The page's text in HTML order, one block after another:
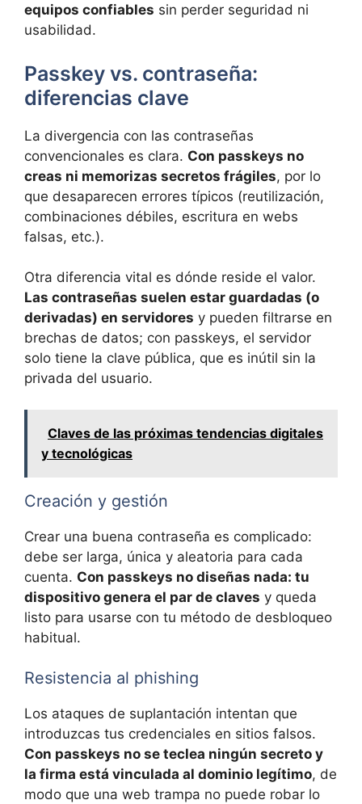
equipos confiables sin perder seguridad ni
usabilidad.
Passkey vs. contraseña:
diferencias clave
La divergencia con las contraseñas
convencionales es clara. Con passkeys no
creas ni memorizas secretos frágiles, por lo
que desaparecen errores típicos (reutilización,
combinaciones débiles, escritura en webs
falsas, etc.).
Otra diferencia vital es dónde reside el valor.
Las contraseñas suelen estar guardadas (o
derivadas) en servidores y pueden filtrarse en
brechas de datos; con passkeys, el servidor
solo tiene la clave pública, que es inútil sin la
privada del usuario.
Claves de las próximas tendencias digitales
y tecnológicas
Creación y gestión
Crear una buena contraseña es complicado:
debe ser larga, única y aleatoria para cada
cuenta. Con passkeys no diseñas nada: tu
dispositivo genera el par de claves y queda
listo para usarse con tu método de desbloqueo
habitual.
Resistencia al phishing
Los ataques de suplantación intentan que
introduzcas tus credenciales en sitios falsos.
Con passkeys no se teclea ningún secreto y
la firma está vinculada al dominio legítimo, de
modo que una web trampa no puede robar lo